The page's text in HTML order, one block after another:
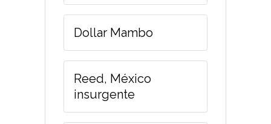
Dollar Mambo
Reed, México
insurgente